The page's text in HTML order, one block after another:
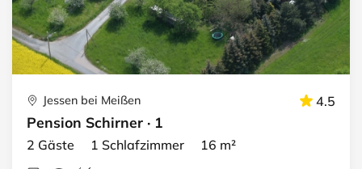
Jessen bei Meißen 4.5
Pension Schirner · 1
2 Gäste 1 Schlafzimmer 16 m²